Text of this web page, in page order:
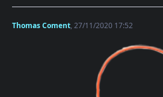
Thomas Coment, 27/11/2020 17:52